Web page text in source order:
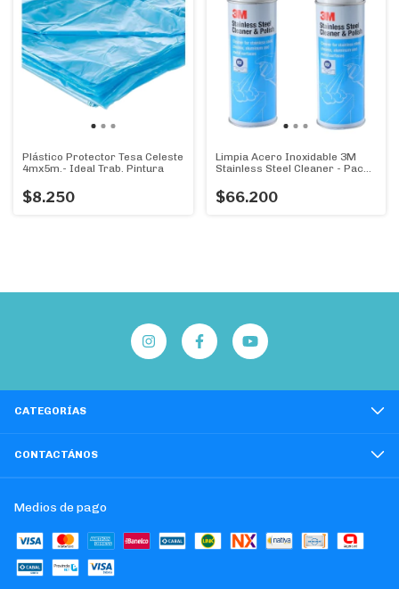
Plástico Protector Tesa Celeste
4mx5m.- Ideal Trab. Pintura
$8.250
Limpia Acero Inoxidable 3M
Stainless Steel Cleaner - Pack
$66.200
CATEGORÍAS
CONTACTÁNOS
Medios de pago